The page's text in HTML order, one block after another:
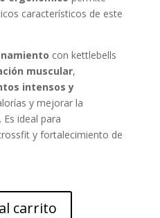
característicos de este
con kettlebells
muscular,
intensos y
y mejorar la
ideal para
y fortalecimiento de
carrito